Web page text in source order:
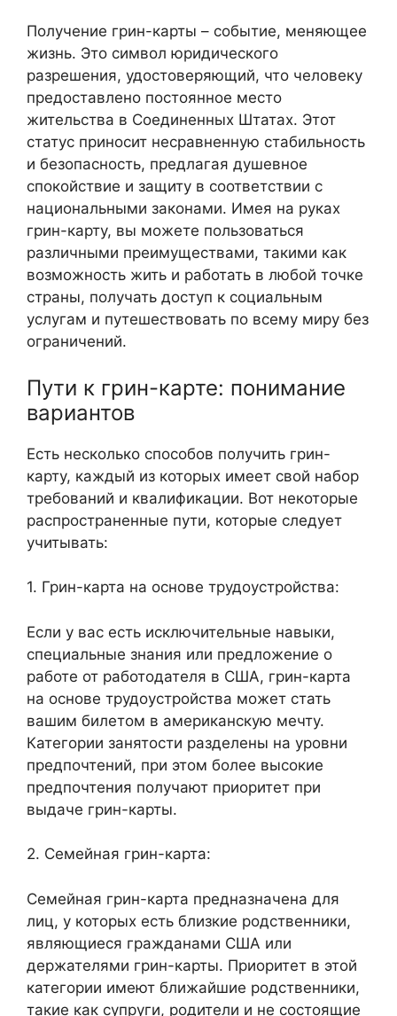
Получение грин-карты – событие, меняющее
жизнь. Это символ юридического
разрешения, удостоверяющий, что человеку
предоставлено постоянное место
жительства в Соединенных Штатах. Этот
статус приносит несравненную стабильность
и безопасность, предлагая душевное
спокойствие и защиту в соответствии с
национальными законами. Имея на руках
грин-карту, вы можете пользоваться
различными преимуществами, такими как
возможность жить и работать в любой точке
страны, получать доступ к социальным
услугам и путешествовать по всему миру без
ограничений.
Пути к грин-карте: понимание
вариантов
Есть несколько способов получить грин-
карту, каждый из которых имеет свой набор
требований и квалификации. Вот некоторые
распространенные пути, которые следует
учитывать:
1. Грин-карта на основе трудоустройства:
Если у вас есть исключительные навыки,
специальные знания или предложение о
работе от работодателя в США, грин-карта
на основе трудоустройства может стать
вашим билетом в американскую мечту.
Категории занятости разделены на уровни
предпочтений, при этом более высокие
предпочтения получают приоритет при
выдаче грин-карты.
2. Семейная грин-карта:
Семейная грин-карта предназначена для
лиц, у которых есть близкие родственники,
являющиеся гражданами США или
держателями грин-карты. Приоритет в этой
категории имеют ближайшие родственники,
такие как супруги, родители и не состоящие